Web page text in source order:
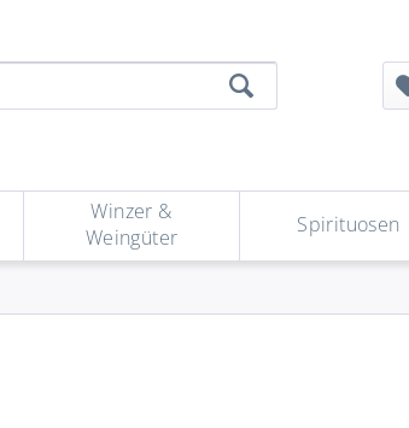
Winzer &
Weingüter
Spirituosen